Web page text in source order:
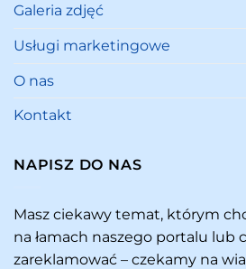
Galeria zdjęć
Usługi marketingowe
O nas
Kontakt
NAPISZ DO NAS
Masz ciekawy temat, którym
na łamach naszego portalu lub
zareklamować – czekamy na